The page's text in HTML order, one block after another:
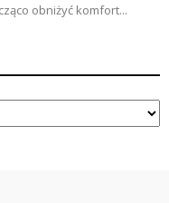
obniżyć komfort...